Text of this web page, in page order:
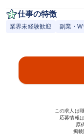
仕事の特徴
業界未経験歓迎 副業・
この求人は
応募情報
原
掲